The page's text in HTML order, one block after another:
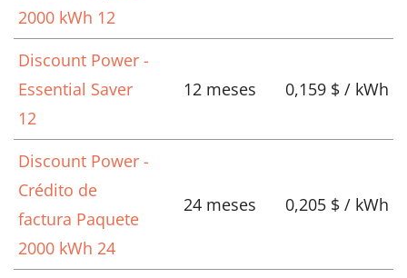
2000 kWh 12
Discount Power -
Essential Saver
12
12 meses 0,159 $ / kWh
Discount Power -
Crédito de
factura Paquete
2000 kWh 24
24 meses 0,205 $ / kWh